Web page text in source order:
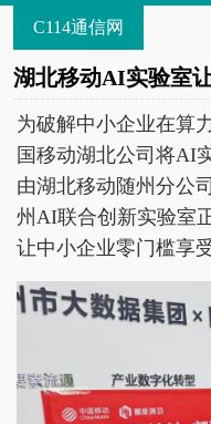
C114通信网
湖北移动AI实验室
为破解中小企业在算
国移动湖北公司将AI
由湖北移动随州分公
州AI联合创新实验室
让中小企业零门槛享